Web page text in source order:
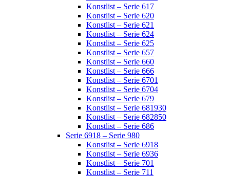
Konstlist – Serie 617
Konstlist – Serie 620
Konstlist – Serie 621
Konstlist – Serie 624
Konstlist – Serie 625
Konstlist – Serie 657
Konstlist – Serie 660
Konstlist – Serie 666
Konstlist – Serie 6701
Konstlist – Serie 6704
Konstlist – Serie 679
Konstlist – Serie 681930
Konstlist – Serie 682850
Konstlist – Serie 686
Serie 6918 – Serie 980
Konstlist – Serie 6918
Konstlist – Serie 6936
Konstlist – Serie 701
Konstlist – Serie 711